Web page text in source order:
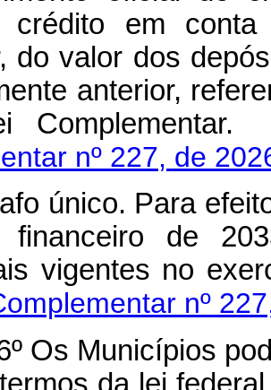
crédito em
do valor dos
anterior,
nº 227, de
único. Para
financeiro de
vigentes no
nº
Os Municípios